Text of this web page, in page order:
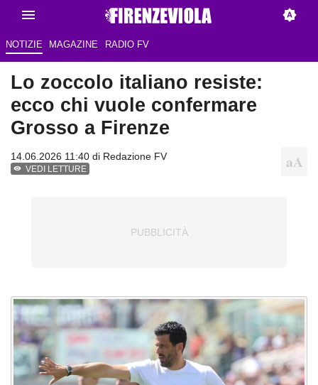
NOTIZIE MAGAZINE RADIO FV
Lo zoccolo italiano resiste:
ecco chi vuole confermare
Grosso a Firenze
14.06.2026 11:40 di Redazione FV
VEDI LETTURE